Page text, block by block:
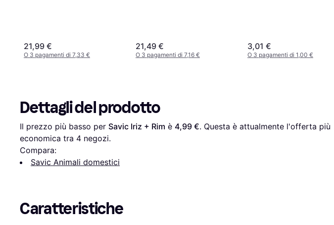
21,99 €
O 3 pagamenti di 7,33 €
21,49 €
O 3 pagamenti di 7,16 €
3,01 €
O 3 pagamenti di 1,00 €
Dettagli del prodotto
Il prezzo più basso per Savic Iriz + Rim è 4,99 €. Questa è attualmente l'offerta più
economica tra 4 negozi.
Compara:
Savic Animali domestici
Caratteristiche